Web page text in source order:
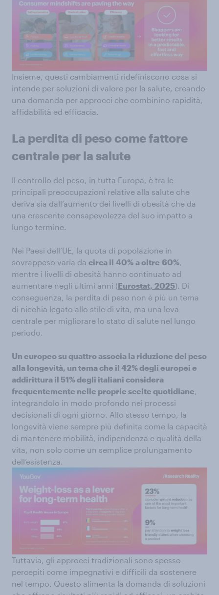
Insieme, questi cambiamenti ridefiniscono cosa si
intende per soluzioni di valore per la salute, creando
una domanda per approcci che combinino rapidità,
affidabilità ed efficacia.
La perdita di peso come fattore
centrale per la salute
Il controllo del peso, in tutta Europa, è tra le
principali preoccupazioni relative alla salute che
deriva sia dall’aumento dei livelli di obesità che da
una crescente consapevolezza del suo impatto a
lungo termine.
Nei Paesi dell’UE, la quota di popolazione in
sovrappeso varia da circa il 40% a oltre 60%,
mentre i livelli di obesità hanno continuato ad
aumentare negli ultimi anni (Eurostat, 2025). Di
conseguenza, la perdita di peso non è più un tema
di nicchia legato allo stile di vita, ma una leva
centrale per migliorare lo stato di salute nel lungo
periodo.
Un europeo su quattro associa la riduzione del peso
alla longevità, un tema che il 42% degli europei e
addirittura il 51% degli italiani considera
frequentemente nelle proprie scelte quotidiane,
integrandolo in modo profondo nei processi
decisionali di ogni giorno. Allo stesso tempo, la
longevità viene sempre più definita come la capacità
di mantenere mobilità, indipendenza e qualità della
vita, non solo come un semplice prolungamento
dell’esistenza.
Tuttavia, gli approcci tradizionali sono spesso
percepiti come impegnativi e difficili da sostenere
nel tempo. Questo alimenta la domanda di soluzioni